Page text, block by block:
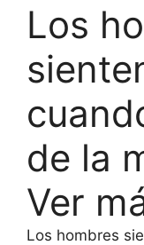
Los
de la
Ver
Los hombres